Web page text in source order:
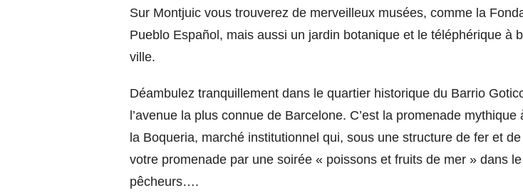
Sur Montjuic vous trouverez de merveilleux musées, comme la
Pueblo Español, mais aussi un jardin botanique et le téléphérique à
ville.
Déambulez tranquillement dans le quartier historique du Barrio
l’avenue la plus connue de Barcelone. C’est la promenade
la Boqueria, marché institutionnel qui, sous une structure de fer et
votre promenade par une soirée « poissons et fruits de mer » dans
pêcheurs….